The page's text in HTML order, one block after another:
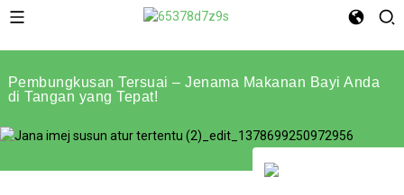
Pembungkusan Tersuai – Jenama Makanan Bayi Anda
di Tangan yang Tepat!